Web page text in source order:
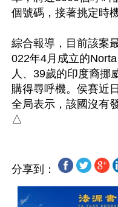
個號碼，接著挑定時
綜合報導，目前該案
022年4月成立的
人、39歲的印度裔挪
購得尋呼機。侯賽近
全局表示，該國沒有
分享到：